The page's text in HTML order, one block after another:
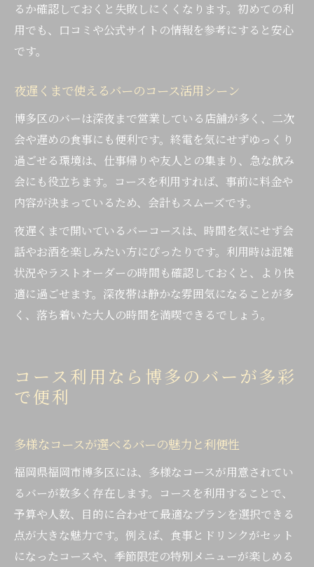
るか確認しておくと失敗しにくくなります。初めての利
用でも、口コミや公式サイトの情報を参考にすると安心
です。
夜遅くまで使えるバーのコース活用シーン
博多区のバーは深夜まで営業している店舗が多く、二次
会や遅めの食事にも便利です。終電を気にせずゆっくり
過ごせる環境は、仕事帰りや友人との集まり、急な飲み
会にも役立ちます。コースを利用すれば、事前に料金や
内容が決まっているため、会計もスムーズです。
夜遅くまで開いているバーコースは、時間を気にせず会
話やお酒を楽しみたい方にぴったりです。利用時は混雑
状況やラストオーダーの時間も確認しておくと、より快
適に過ごせます。深夜帯は静かな雰囲気になることが多
く、落ち着いた大人の時間を満喫できるでしょう。
コース利用なら博多のバーが多彩
で便利
多様なコースが選べるバーの魅力と利便性
福岡県福岡市博多区には、多様なコースが用意されてい
るバーが数多く存在します。コースを利用することで、
予算や人数、目的に合わせて最適なプランを選択できる
点が大きな魅力です。例えば、食事とドリンクがセット
になったコースや、季節限定の特別メニューが楽しめる